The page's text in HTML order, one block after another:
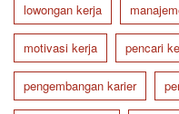
lowongan kerja
motivasi kerja pencari
pengembangan karier